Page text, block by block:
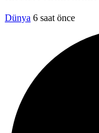
Dünya 6 saat önce